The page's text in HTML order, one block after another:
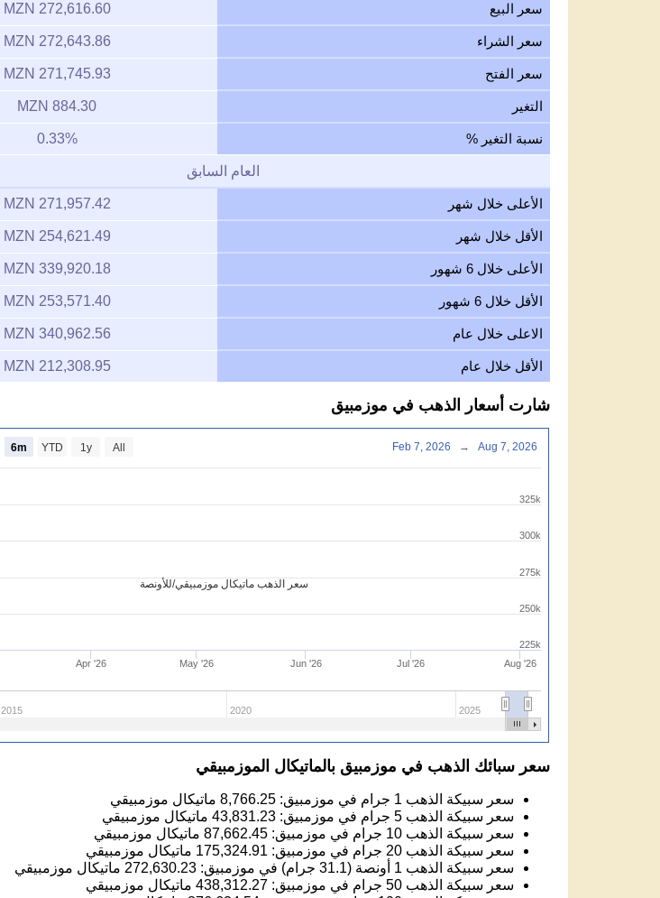
سعر البيع 272,616.60 MZN
سعر الشراء 272,643.86 MZN
سعر الفتح 271,745.93 MZN
التغير 884.30 MZN
نسبة التغير % 0.33%
العام السابق
الأعلى خلال شهر 271,957.42 MZN
الأقل خلال شهر 254,621.49 MZN
الأعلى خلال 6 شهور 339,920.18 MZN
الأقل خلال 6 شهور 253,571.40 MZN
الاعلى خلال عام 340,962.56 MZN
الأقل خلال عام 212,308.95 MZN
شارت أسعار الذهب في موزمبيق
سعر الذهب ماتيكال موزمبيقي/للأونصة
Apr '26 May '26 Jun '26 Jul '26 Aug '26
2015 2020 2025
300k
225k
250k
275k
325k
6m YTD 1y All Feb 7, 2026 → Aug 7, 2026
سعر سبائك الذهب في موزمبيق بالماتيكال الموزمبيقي
سعر سبيكة الذهب 1 جرام في موزمبيق: 8,766.25 ماتيكال موزمبيقي
سعر سبيكة الذهب 5 جرام في موزمبيق:
43,831.23 ماتيكال موزمبيقي
سعر سبيكة الذهب 10 جرام في موزمبيق:
87,662.45 ماتيكال موزمبيقي
سعر سبيكة الذهب 20 جرام في موزمبيق:
175,324.91 ماتيكال موزمبيقي
سعر سبيكة الذهب 1 أونصة (31.1 جرام) في موزمبيق:
272,630.23 ماتيكال موزمبيقي
سعر سبيكة الذهب 50 جرام في موزمبيق:
438,312.27 ماتيكال موزمبيقي